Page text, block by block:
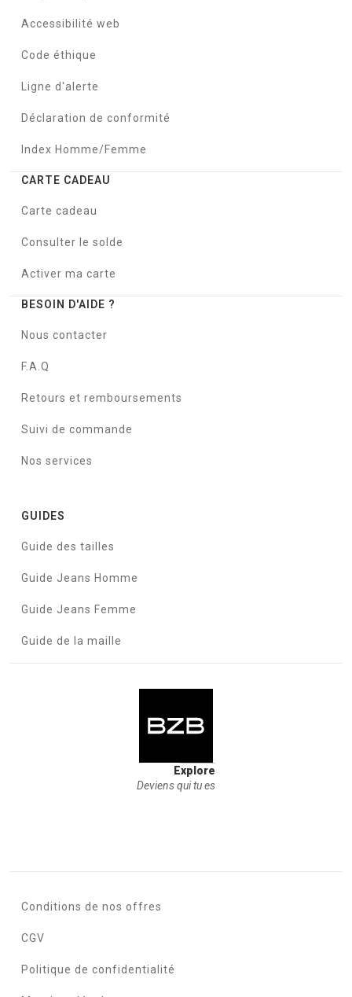
Accessibilité web
Code éthique
Ligne d'alerte
Déclaration de conformité
Index Homme/Femme
CARTE CADEAU
Carte cadeau
Consulter le solde
Activer ma carte
BESOIN D'AIDE ?
Nous contacter
F.A.Q
Retours et remboursements
Suivi de commande
Nos services
GUIDES
Guide des tailles
Guide Jeans Homme
Guide Jeans Femme
Guide de la maille
Explore
Deviens qui tu es
Conditions de nos offres
CGV
Politique de confidentialité